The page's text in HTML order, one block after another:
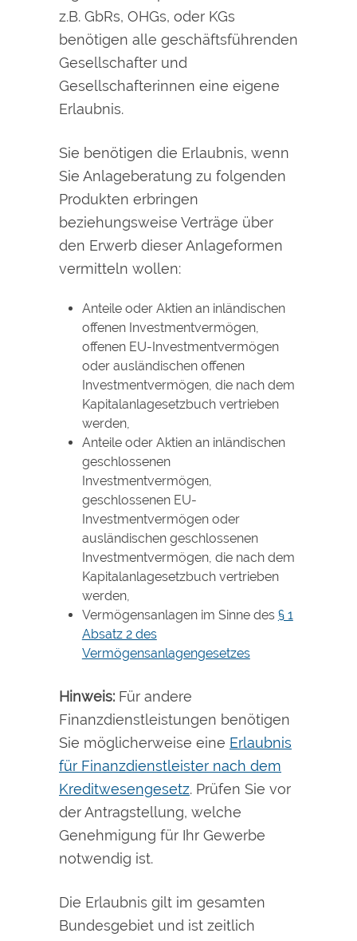
z.B. GbRs, OHGs, oder KGs
benötigen alle geschäftsführenden
Gesellschafter und
Gesellschafterinnen eine eigene
Erlaubnis.
Sie benötigen die Erlaubnis, wenn
Sie Anlageberatung zu folgenden
Produkten erbringen
beziehungsweise Verträge über
den Erwerb dieser Anlageformen
vermitteln wollen:
Anteile oder Aktien an inländischen
offenen Investmentvermögen,
offenen EU-Investmentvermögen
oder ausländischen offenen
Investmentvermögen, die nach dem
Kapitalanlagesetzbuch vertrieben
werden,
Anteile oder Aktien an inländischen
geschlossenen
Investmentvermögen,
geschlossenen EU-
Investmentvermögen oder
ausländischen geschlossenen
Investmentvermögen, die nach dem
Kapitalanlagesetzbuch vertrieben
werden,
Vermögensanlagen im Sinne des § 1
Absatz 2 des
Vermögensanlagengesetzes
Hinweis: Für andere
Finanzdienstleistungen benötigen
Sie möglicherweise eine Erlaubnis
für Finanzdienstleister nach dem
Kreditwesengesetz. Prüfen Sie vor
der Antragstellung, welche
Genehmigung für Ihr Gewerbe
notwendig ist.
Die Erlaubnis gilt im gesamten
Bundesgebiet und ist zeitlich